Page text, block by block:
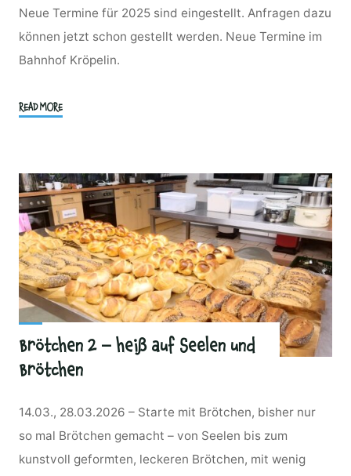
Neue Termine für 2025 sind eingestellt. Anfragen dazu
können jetzt schon gestellt werden. Neue Termine im
Bahnhof Kröpelin.
READ MORE"Aktuelle
Brötchen 2 – heiß auf Seelen und
Brötchen
14.03., 28.03.2026 – Starte mit Brötchen, bisher nur
so mal Brötchen gemacht – von Seelen bis zum
kunstvoll geformten, leckeren Brötchen, mit wenig